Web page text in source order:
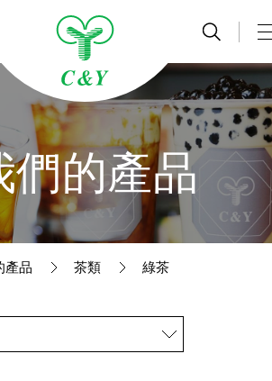
們的產品
產品 茶類 綠茶